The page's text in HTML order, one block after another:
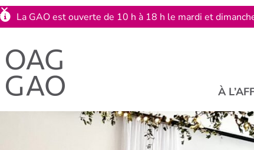
À
La GAO est ouverte de 10 h à 18 h le mardi et